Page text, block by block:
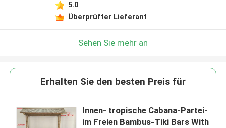
5.0
Überprüfter Lieferant
Sehen Sie mehr an
Erhalten Sie den besten Preis für
Innen- tropische Cabana-Partei-
im Freien Bambus-Tiki Bars With